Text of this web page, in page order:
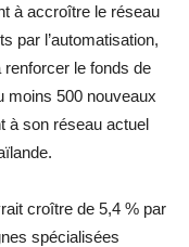
à accroître le réseau
par l’automatisation,
le fonds de
moins 500 nouveaux
à son réseau actuel
croître de 5,4 % par
spécialisées